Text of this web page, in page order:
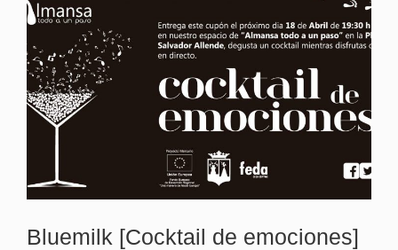
Bluemilk [Cocktail de emociones]